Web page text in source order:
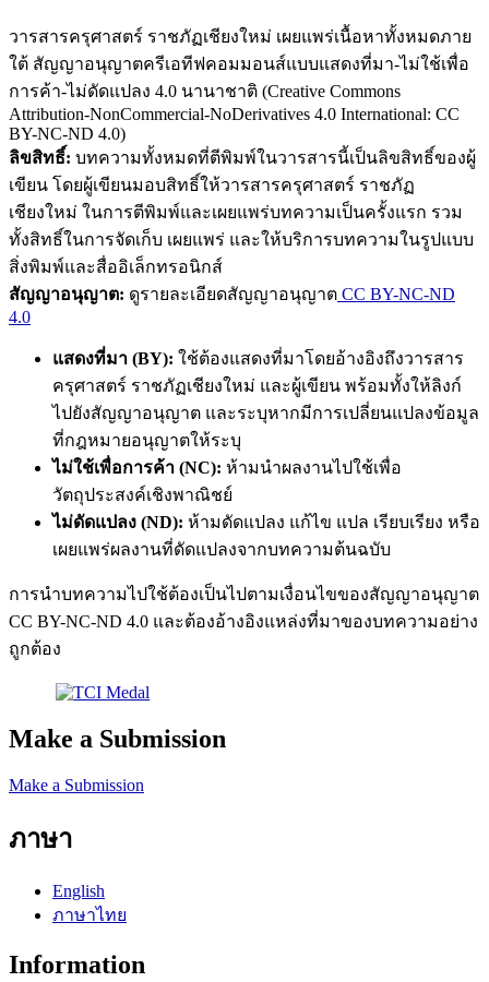
วารสารครุศาสตร์ ราชภัฏเชียงใหม่ เผยแพร่เนื้อหาทั้งหมดภาย
ใต้ สัญญาอนุญาตครีเอทีฟคอมมอนส์แบบแสดงที่มา-ไม่ใช้เพื่อ
การค้า-ไม่ดัดแปลง 4.0 นานาชาติ (Creative Commons
Attribution-NonCommercial-NoDerivatives 4.0 International: CC
BY-NC-ND 4.0)
ลิขสิทธิ์: บทความทั้งหมดที่ตีพิมพ์ในวารสารนี้เป็นลิขสิทธิ์ของผู้
เขียน โดยผู้เขียนมอบสิทธิ์ให้วารสารครุศาสตร์ ราชภัฏ
เชียงใหม่ ในการตีพิมพ์และเผยแพร่บทความเป็นครั้งแรก รวม
ทั้งสิทธิ์ในการจัดเก็บ เผยแพร่ และให้บริการบทความในรูปแบบ
สิ่งพิมพ์และสื่ออิเล็กทรอนิกส์
สัญญาอนุญาต: ดูรายละเอียดสัญญาอนุญาต CC BY-NC-ND
4.0
แสดงที่มา (BY): ใช้ต้องแสดงที่มาโดยอ้างอิงถึงวารสาร
ครุศาสตร์ ราชภัฏเชียงใหม่ และผู้เขียน พร้อมทั้งให้ลิงก์
ไปยังสัญญาอนุญาต และระบุหากมีการเปลี่ยนแปลงข้อมูล
ที่กฎหมายอนุญาตให้ระบุ
ไม่ใช้เพื่อการค้า (NC): ห้ามนำผลงานไปใช้เพื่อ
วัตถุประสงค์เชิงพาณิชย์
ไม่ดัดแปลง (ND): ห้ามดัดแปลง แก้ไข แปล เรียบเรียง หรือ
เผยแพร่ผลงานที่ดัดแปลงจากบทความต้นฉบับ
การนำบทความไปใช้ต้องเป็นไปตามเงื่อนไขของสัญญาอนุญาต
CC BY-NC-ND 4.0 และต้องอ้างอิงแหล่งที่มาของบทความอย่าง
ถูกต้อง
Make a Submission
Make a Submission
ภาษา
English
ภาษาไทย
Information